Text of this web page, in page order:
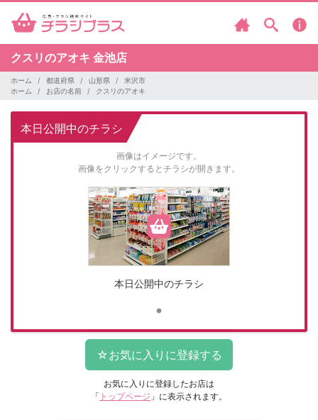
クスリのアオキ 金池店
ホーム 都道府県 山形県
米沢市
ホーム
お店の名前 クスリのアオキ
本日公開中のチラシ
画像はイメージです。
画像をクリックするとチラシが開きます。
本日公開中のチラシ
お気に入りに登録したお店は
「 トップページ 」に表示されます。